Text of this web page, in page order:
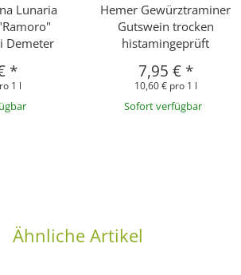
Lunaria
Demeter
*
1 l
Hemer Gewürztraminer
Gutswein trocken
histamingeprüft
7,95 € *
10,60 € pro 1 l
Sofort verfügbar
Ähnliche Artikel